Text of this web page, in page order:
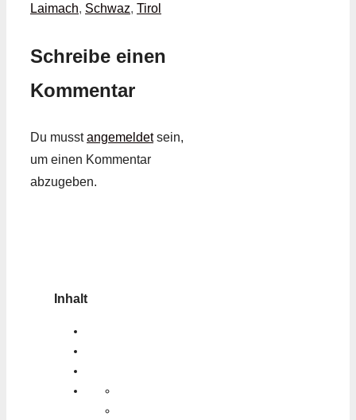
Laimach, Schwaz, Tirol
Schreibe einen
Kommentar
Du musstangemeldetsein,
um einen Kommentar
abzugeben.
Inhalt